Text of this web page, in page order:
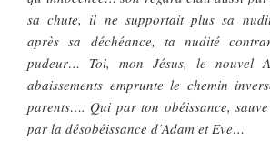
sa chute, il ne supportait plus sa
après sa déchéance, ta nudité
pudeur… Toi, mon Jésus, le nouvel
abaissements emprunte le chemin
parents…. Qui par ton obéissance, sauve
par la désobéissance d’Adam et Eve…